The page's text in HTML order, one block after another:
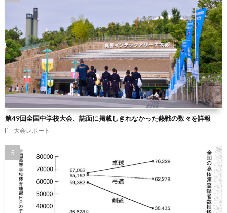
第49回全国中学校大会、誌面に掲載しきれなかった熱戦の数々を詳報
大会レポート